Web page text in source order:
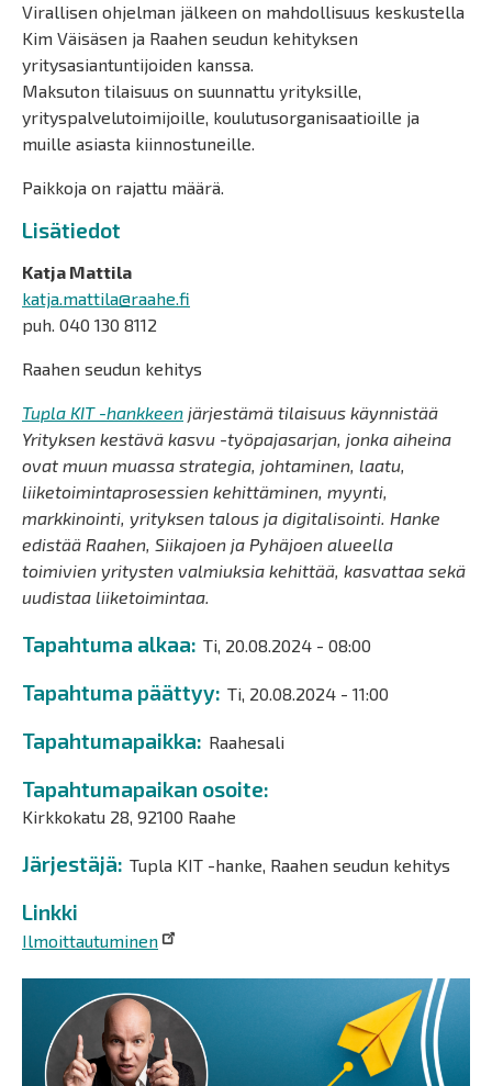
Virallisen ohjelman jälkeen on mahdollisuus keskustella
Kim Väisäsen ja Raahen seudun kehityksen
yritysasiantuntijoiden kanssa.
Maksuton tilaisuus on suunnattu yrityksille,
yrityspalvelutoimijoille, koulutusorganisaatioille ja
muille asiasta kiinnostuneille.
Paikkoja on rajattu määrä.
Lisätiedot
Katja Mattila
katja.mattila@raahe.fi
puh. 040 130 8112
Raahen seudun kehitys
Tupla KIT -hankkeen järjestämä tilaisuus käynnistää
Yrityksen kestävä kasvu -työpajasarjan, jonka aiheina
ovat muun muassa strategia, johtaminen, laatu,
liiketoimintaprosessien kehittäminen, myynti,
markkinointi, yrityksen talous ja digitalisointi. Hanke
edistää Raahen, Siikajoen ja Pyhäjoen alueella
toimivien yritysten valmiuksia kehittää, kasvattaa sekä
uudistaa liiketoimintaa.
Tapahtuma alkaa Ti, 20.08.2024 - 08:00
Tapahtuma päättyy Ti, 20.08.2024 - 11:00
Tapahtumapaikka Raahesali
Tapahtumapaikan osoite
Kirkkokatu 28, 92100 Raahe
Järjestäjä Tupla KIT -hanke, Raahen seudun kehitys
Linkki
Ilmoittautuminen